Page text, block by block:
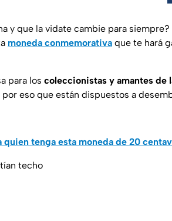
y que la vidate cambie para siempre?
moneda conmemorativa que te hará
para los coleccionistas y amantes de
eso que están dispuestos a
quien tenga esta moneda de 20
techo